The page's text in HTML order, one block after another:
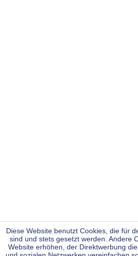
Diese Website benutzt Cookies, die für
sind und stets gesetzt werden. Andere
Website erhöhen, der Direktwerbung